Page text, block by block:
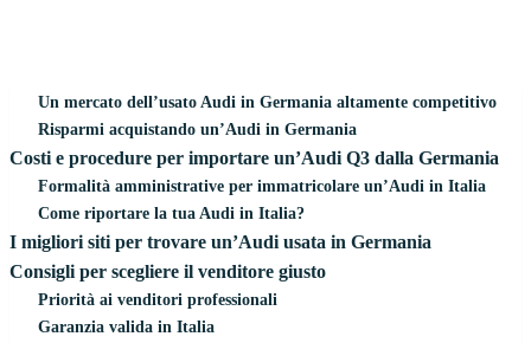
Un mercato dell’usato Audi in Germania altamente competitivo
Risparmi acquistando un’Audi in Germania
Costi e procedure per importare un’Audi Q3 dalla Germania
Formalità amministrative per immatricolare un’Audi in Italia
Come riportare la tua Audi in Italia?
I migliori siti per trovare un’Audi usata in Germania
Consigli per scegliere il venditore giusto
Priorità ai venditori professionali
Garanzia valida in Italia